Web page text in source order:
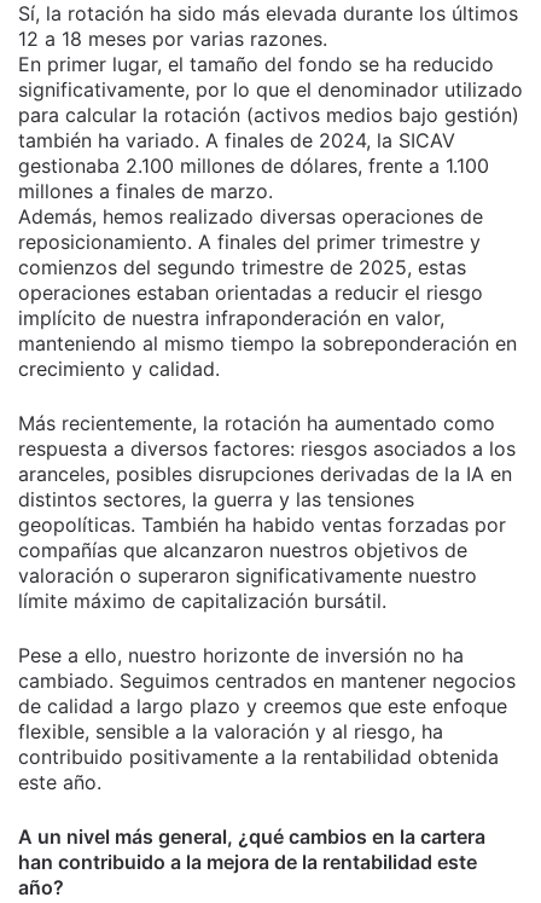
Sí, la rotación ha sido más elevada durante los últimos
12 a 18 meses por varias razones.
En primer lugar, el tamaño del fondo se ha reducido
significativamente, por lo que el denominador utilizado
para calcular la rotación (activos medios bajo gestión)
también ha variado. A finales de 2024, la SICAV
gestionaba 2.100 millones de dólares, frente a 1.100
millones a finales de marzo.
Además, hemos realizado diversas operaciones de
reposicionamiento. A finales del primer trimestre y
comienzos del segundo trimestre de 2025, estas
operaciones estaban orientadas a reducir el riesgo
implícito de nuestra infraponderación en valor,
manteniendo al mismo tiempo la sobreponderación en
crecimiento y calidad.
Más recientemente, la rotación ha aumentado como
respuesta a diversos factores: riesgos asociados a los
aranceles, posibles disrupciones derivadas de la IA en
distintos sectores, la guerra y las tensiones
geopolíticas. También ha habido ventas forzadas por
compañías que alcanzaron nuestros objetivos de
valoración o superaron significativamente nuestro
límite máximo de capitalización bursátil.
Pese a ello, nuestro horizonte de inversión no ha
cambiado. Seguimos centrados en mantener negocios
de calidad a largo plazo y creemos que este enfoque
flexible, sensible a la valoración y al riesgo, ha
contribuido positivamente a la rentabilidad obtenida
este año.
A un nivel más general, ¿qué cambios en la cartera
han contribuido a la mejora de la rentabilidad este
año?